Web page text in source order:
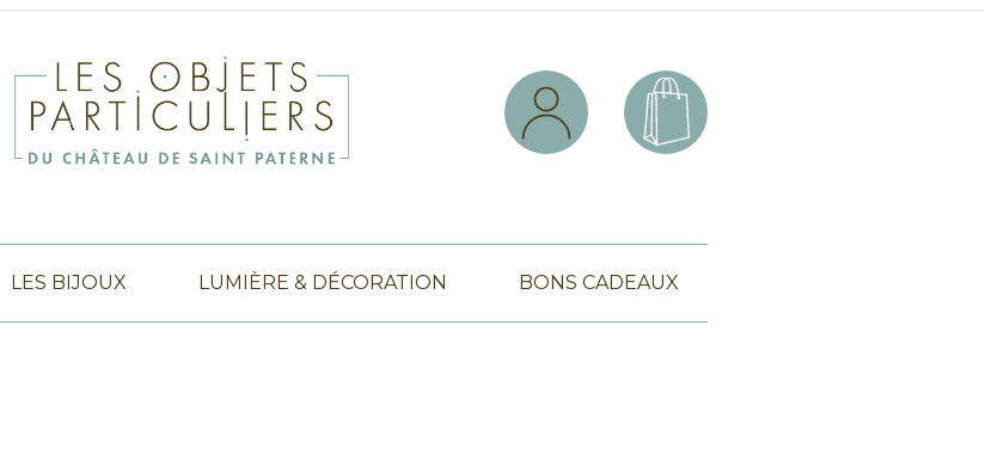
LES BIJOUX LUMIÈRE & DÉCORATION BONS CADEAUX